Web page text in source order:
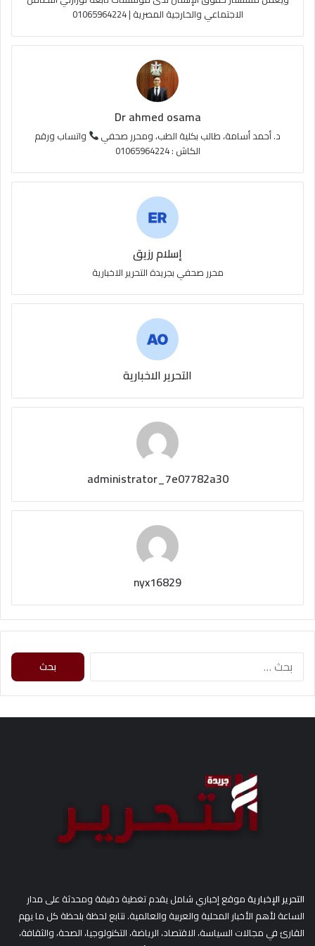
ق
ع
R
S
S
الاجتماعي والخارجية المصرية | 01065964224
Dr ahmed osama
د. أحمد أسامة، طالب بكلية الطب، ومحرر صحفي
واتساب ورقم
الكاش : 01065964224
إسلام رزيق
محرر صحفي بجريدة التحرير الاخبارية
التحرير الاخبارية
administrator_7e07782a30
nyx16829
ث
التحرير الإخباريةموقع إخباري شامل يقدم تغطية دقيقة ومحدثة على مدار
الساعة لأهم الأخبار المحلية والعربية والعالمية. نتابع لحظة بلحظة كل ما يهم
القارئ في مجالات السياسة، الاقتصاد، الرياضة، التكنولوجيا، الصحة، والثقافة،